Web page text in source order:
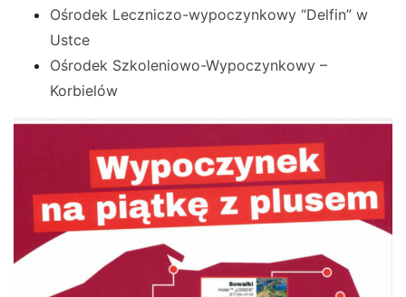
Ośrodek Leczniczo-wypoczynkowy “Delfin” w
Ustce
Ośrodek Szkoleniowo-Wypoczynkowy –
Korbielów